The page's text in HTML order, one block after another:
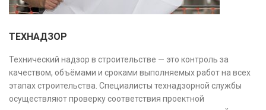
ТЕХНАДЗОР
Технический надзор в строительстве — это контроль за
качеством, объёмами и сроками выполняемых работ на всех
этапах строительства. Специалисты технадзорной службы
осуществляют проверку соответствия проектной